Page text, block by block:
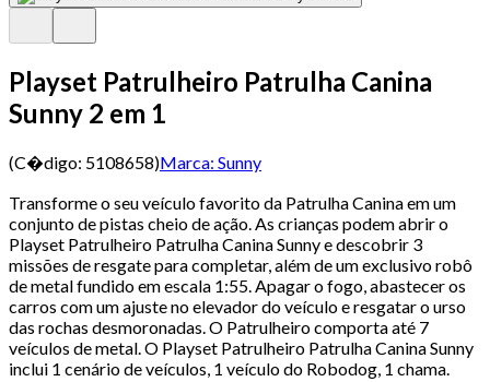
Playset Patrulheiro Patrulha Canina
Sunny 2 em 1
(C�digo: 5108658)Marca: Sunny
Transforme o seu veículo favorito da Patrulha Canina em um
conjunto de pistas cheio de ação. As crianças podem abrir o
Playset Patrulheiro Patrulha Canina Sunny e descobrir 3
missões de resgate para completar, além de um exclusivo robô
de metal fundido em escala 1:55. Apagar o fogo, abastecer os
carros com um ajuste no elevador do veículo e resgatar o urso
das rochas desmoronadas. O Patrulheiro comporta até 7
veículos de metal. O Playset Patrulheiro Patrulha Canina Sunny
inclui 1 cenário de veículos, 1 veículo do Robodog, 1 chama.